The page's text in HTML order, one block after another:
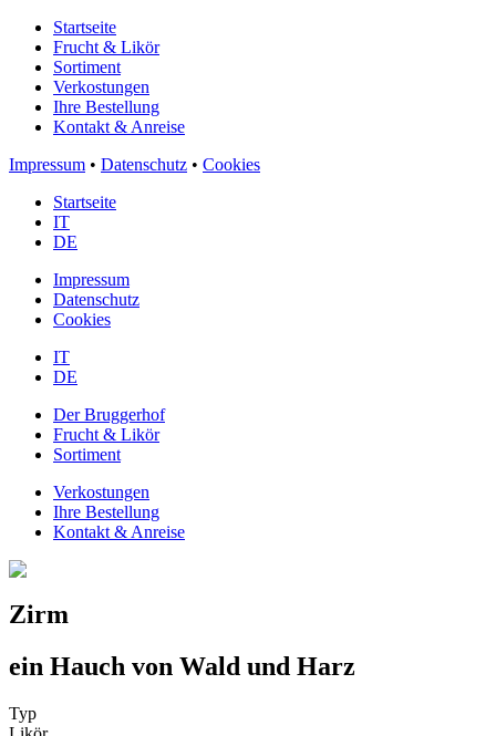
Startseite
Frucht & Likör
Sortiment
Verkostungen
Ihre Bestellung
Kontakt & Anreise
Impressum • Datenschutz • Cookies
Startseite
IT
DE
Impressum
Datenschutz
Cookies
IT
DE
Der Bruggerhof
Frucht & Likör
Sortiment
Verkostungen
Ihre Bestellung
Kontakt & Anreise
Zirm
ein Hauch von Wald und Harz
Typ